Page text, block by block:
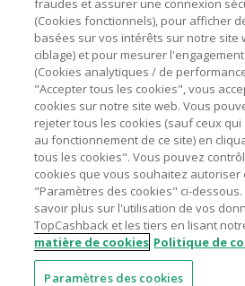
Pour chaque nouvelle transaction,
TopCashback et cliquer sur le
pour accéder au site marchand et
Assurez-vous que le lien
utilisé pour visiter le site marchand
achat.
Tout compte impliqué dans des
frauduleuses pour manipuler le
clôturé et leur cashback confisqué.
A propos de
Contactez-nous
Mentions légales
Nos sites UK US CN JP
fraudes et assurer une connexion
(Cookies fonctionnels), pour afficher
basées sur vos intérêts sur notre site
ciblage) et pour mesurer
(Cookies analytiques / de
"Accepter tous les cookies", vous
cookies sur notre site web. Vous
rejeter tous les cookies (sauf ceux
au fonctionnement de ce site) en
tous les cookies". Vous pouvez
cookies que vous souhaitez
"Paramètres des cookies" ci-
savoir plus sur l'utilisation de vos
TopCashback et les tiers en lisant
matière de cookies Politique de
Paramètres des cookies